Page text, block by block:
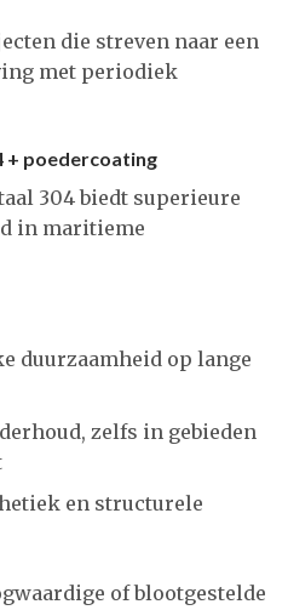
die streven naar een
met periodiek
+ poedercoating
304 biedt superieure
in maritieme
duurzaamheid op lange
zelfs in gebieden
en structurele
of blootgestelde